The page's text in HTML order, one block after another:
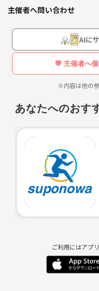
・運動系
・カフェ巡り
・ご飯巡り
・カメラ(持ってないけど)
・アニメ
・BTS
⚠️以下の行為はご遠慮くださ
・周りの方への配慮に欠ける行
サークルやイベントの輪を乱
ただけない方や、運営側が参
は、参加をお断りする場合がご
主催者へ問い合わせ
AIに
💬 主催者へ
※内容は他の
あなたへのおす
ご利用にはアプ